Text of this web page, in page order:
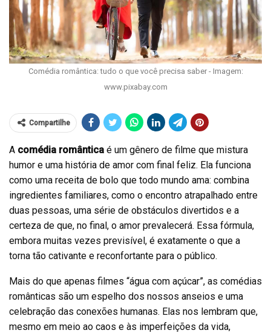
Comédia romântica: tudo o que você precisa saber - Imagem:
www.pixabay.com
Compartilhe
A comédia romântica é um gênero de filme que mistura
humor e uma história de amor com final feliz. Ela funciona
como uma receita de bolo que todo mundo ama: combina
ingredientes familiares, como o encontro atrapalhado entre
duas pessoas, uma série de obstáculos divertidos e a
certeza de que, no final, o amor prevalecerá. Essa fórmula,
embora muitas vezes previsível, é exatamente o que a
torna tão cativante e reconfortante para o público.
Mais do que apenas filmes “água com açúcar”, as comédias
românticas são um espelho dos nossos anseios e uma
celebração das conexões humanas. Elas nos lembram que,
mesmo em meio ao caos e às imperfeições da vida,